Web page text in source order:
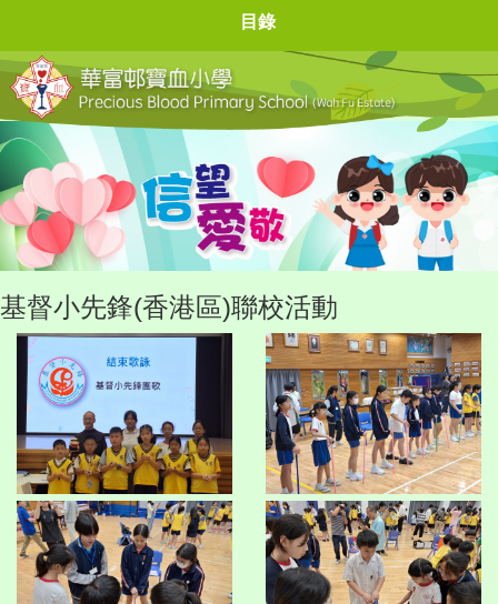
目錄
基督小先鋒(香港區)聯校活動